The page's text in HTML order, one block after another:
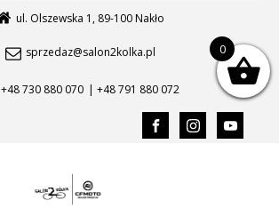
ul. Olszewska 1, 89-100 Nakło
sprzedaz@salon2kolka.pl
+48 730 880 070 | +48 791 880 072
0